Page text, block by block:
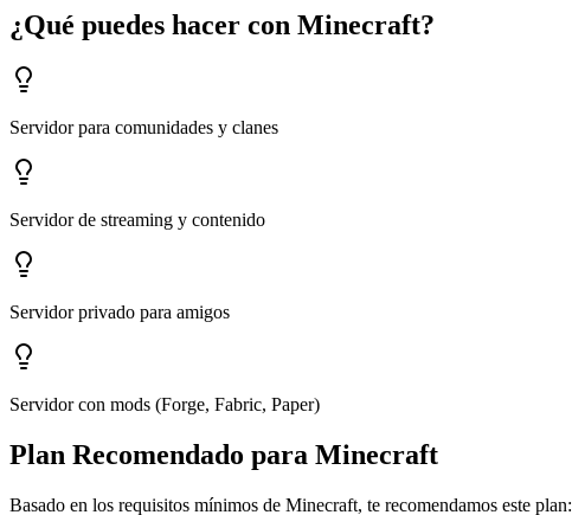
¿Qué puedes hacer con Minecraft?
Servidor para comunidades y clanes
Servidor de streaming y contenido
Servidor privado para amigos
Servidor con mods (Forge, Fabric, Paper)
Plan Recomendado para Minecraft
Basado en los requisitos mínimos de Minecraft, te recomendamos este plan: